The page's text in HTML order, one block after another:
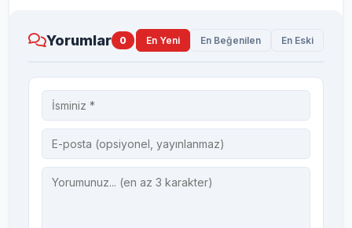
Yorumlar 0 En Yeni En Beğenilen En Eski